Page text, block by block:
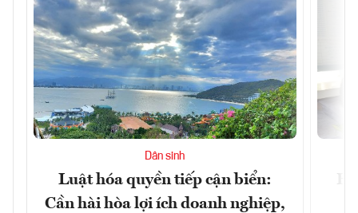
Dân sinh
Luật hóa quyền tiếp cận biển:
Cần hài hòa lợi ích doanh nghiệp,